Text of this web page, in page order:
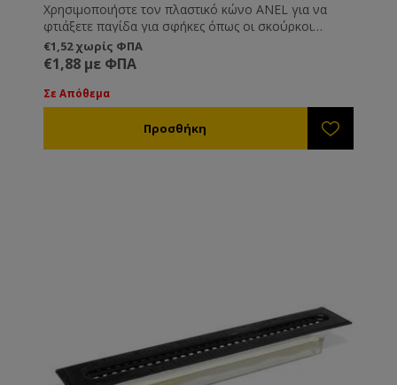
Χρησιμοποιήστε τον πλαστικό κώνο ANEL για να
φτιάξετε παγίδα για σφήκες όπως οι σκούρκοι
(σερσένι), η ασιατική σφήκα και άλλα είδη. Μπορεί να
προσαρμοστεί σε διάφραγμα, PVC κάλυμμα ή
οποιαδήποτε άλλη επιφάνεια όπως ξύλο. Δείτε το
βίντεο στο διπλανό tab για οδηγίες για την
κατασκευή της παγίδας.
€1,52 χωρίς ΦΠΑ
€1,88 με ΦΠΑ
Σε Απόθεμα